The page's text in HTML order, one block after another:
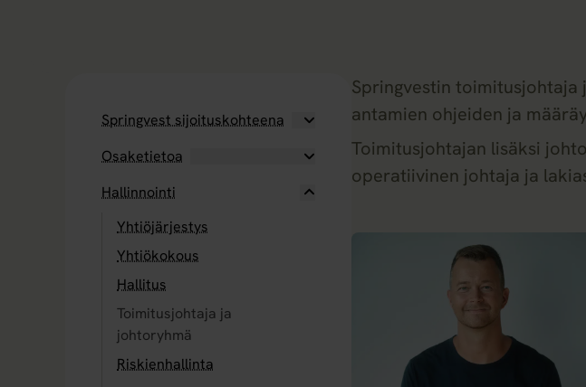
Springvest sijoituskohteena
Osaketietoa
Hallinnointi
Yhtiöjärjestys
Yhtiökokous
Hallitus
Toimitusjohtaja ja
johtoryhmä
Riskienhallinta
Springvestin
antamien ohjeiden ja
Toimitusjohtajan lisäksi
operatiivinen johtaja ja